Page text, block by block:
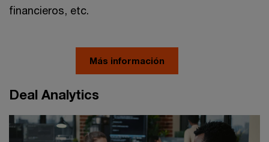
financieros, etc.
Más información
Deal Analytics